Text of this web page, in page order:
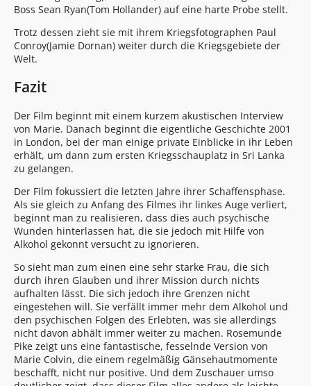
Boss Sean Ryan(Tom Hollander) auf eine harte Probe stellt.
Trotz dessen zieht sie mit ihrem Kriegsfotographen Paul
Conroy(Jamie Dornan) weiter durch die Kriegsgebiete der
Welt.
Fazit
Der Film beginnt mit einem kurzem akustischen Interview
von Marie. Danach beginnt die eigentliche Geschichte 2001
in London, bei der man einige private Einblicke in ihr Leben
erhält, um dann zum ersten Kriegsschauplatz in Sri Lanka
zu gelangen.
Der Film fokussiert die letzten Jahre ihrer Schaffensphase.
Als sie gleich zu Anfang des Filmes ihr linkes Auge verliert,
beginnt man zu realisieren, dass dies auch psychische
Wunden hinterlassen hat, die sie jedoch mit Hilfe von
Alkohol gekonnt versucht zu ignorieren.
So sieht man zum einen eine sehr starke Frau, die sich
durch ihren Glauben und ihrer Mission durch nichts
aufhalten lässt. Die sich jedoch ihre Grenzen nicht
eingestehen will. Sie verfällt immer mehr dem Alkohol und
den psychischen Folgen des Erlebten, was sie allerdings
nicht davon abhält immer weiter zu machen. Rosemunde
Pike zeigt uns eine fantastische, fesselnde Version von
Marie Colvin, die einem regelmäßig Gänsehautmomente
beschafft, nicht nur positive. Und dem Zuschauer umso